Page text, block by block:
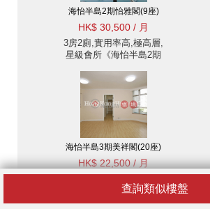
查詢類似樓盤
海怡半島2期怡雅閣(9座)
HK$ 30,500 / 月
3房2廁,實用率高,極高層,
星級會所《海怡半島2期
海怡半島3期美祥閣(20座)
HK$ 22,500 / 月
座)兩房一廳單位出租